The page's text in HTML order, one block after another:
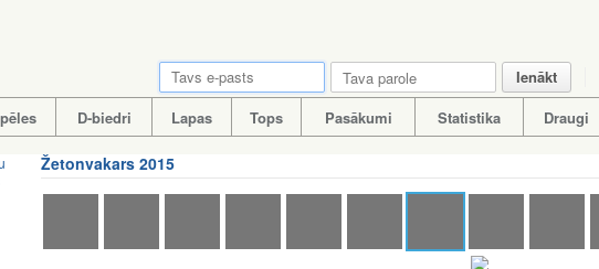
Ienākt
D-biedri Lapas Tops Pasākumi Statistika Draugi
Žetonvakars 2015